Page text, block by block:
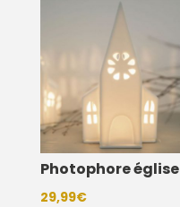
Photophore église
29,99€